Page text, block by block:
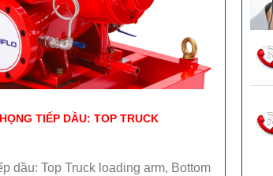
TIẾP DẦU: TOP TRUCK
dầu: Top Truck loading arm, Bottom